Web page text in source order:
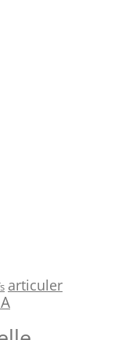
articuler